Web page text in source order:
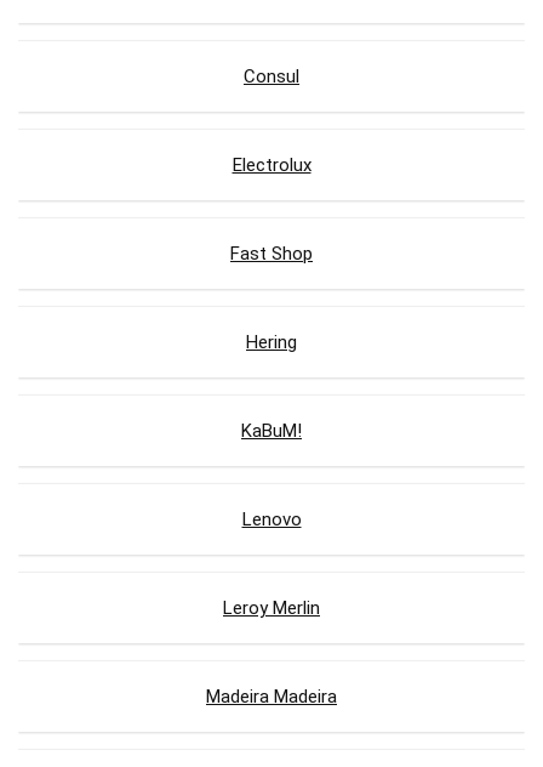
Consul
Electrolux
Fast Shop
Hering
KaBuM!
Lenovo
Leroy Merlin
Madeira Madeira